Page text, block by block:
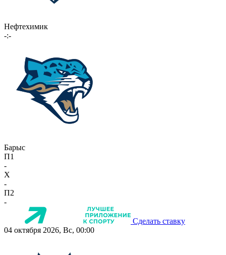
Нефтехимик
-:-
Барыс
П1
-
X
-
П2
-
Сделать ставку
04 октября 2026, Вс, 00:00